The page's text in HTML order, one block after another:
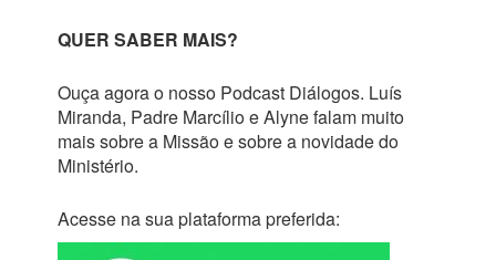
QUER SABER MAIS?
Ouça agora o nosso Podcast Diálogos. Luís
Miranda, Padre Marcílio e Alyne falam muito
mais sobre a Missão e sobre a novidade do
Ministério.
Acesse na sua plataforma preferida: